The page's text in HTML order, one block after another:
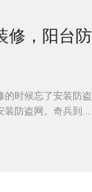
修，阳台
时候忘了安装防
防盗网。奇兵到...